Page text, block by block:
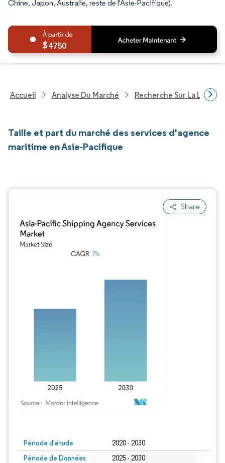
Chine, Japon, Australie, reste de l'Asie-Pacifique).
4750
Accueil Analyse Du Marché Recherche Sur La
Taille et part du marché des services d'agence
maritime en Asie-Pacifique
Share
Période d'étude 2020 - 2030
Période de Données
2025 - 2030